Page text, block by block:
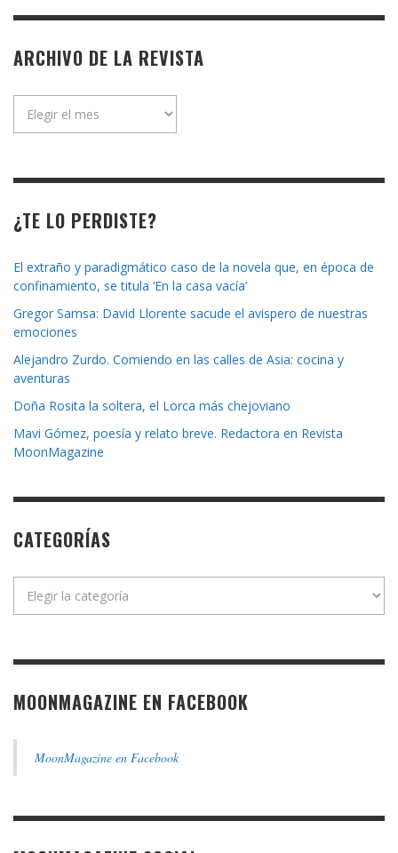
ARCHIVO DE LA REVISTA
¿TE LO PERDISTE?
El extraño y paradigmático caso de la novela que, en época de
confinamiento, se titula ‘En la casa vacía’
Gregor Samsa: David Llorente sacude el avispero de nuestras
emociones
Alejandro Zurdo. Comiendo en las calles de Asia: cocina y
aventuras
Doña Rosita la soltera, el Lorca más chejoviano
Mavi Gómez, poesía y relato breve. Redactora en Revista
MoonMagazine
CATEGORÍAS
MOONMAGAZINE EN FACEBOOK
MoonMagazine en Facebook